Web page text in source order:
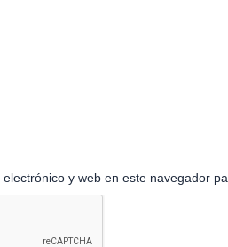
y web en este navegador